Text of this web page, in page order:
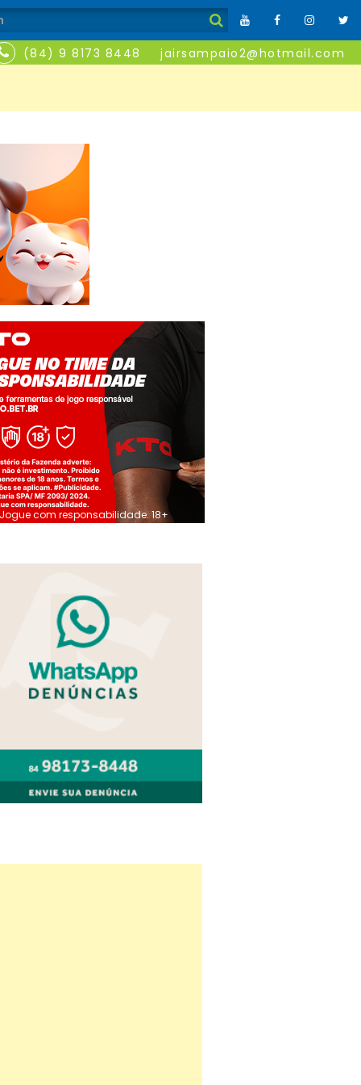
(84) 9 8173 8448 jairsampaio2@hotmail.com
Jogue com responsabilidade. 18+